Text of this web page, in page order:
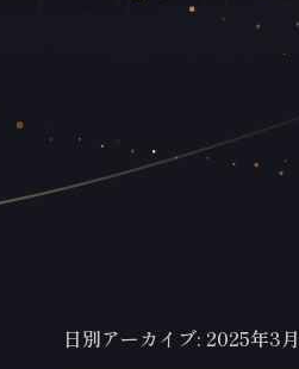
日別アーカイブ: 2025年3